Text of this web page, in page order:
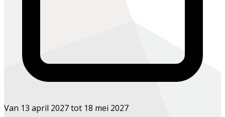
Van 13 april 2027 tot 18 mei 2027